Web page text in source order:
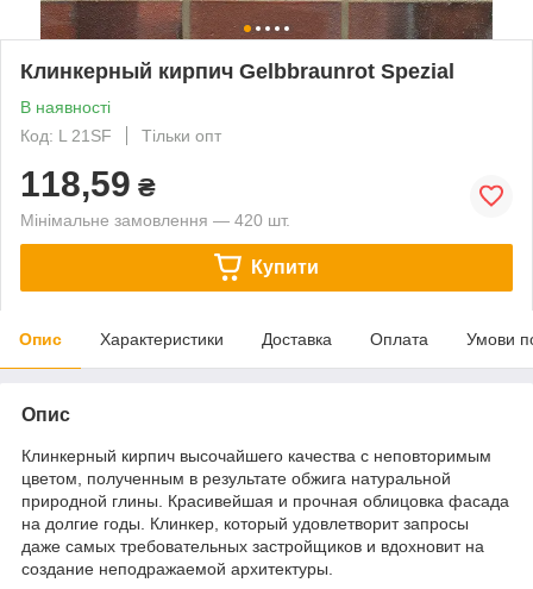
Клинкерный кирпич Gelbbraunrot Spezial
В наявності
Код: L 21SF
Тільки опт
118,59 ₴
Мінімальне замовлення — 420 шт.
Купити
Опис Характеристики Доставка Оплата Умови
Опис
Клинкерный кирпич высочайшего качества с неповторимым
цветом, полученным в результате обжига натуральной
природной глины. Красивейшая и прочная облицовка фасада
на долгие годы. Клинкер, который удовлетворит запросы
даже самых требовательных застройщиков и вдохновит на
создание неподражаемой архитектуры.